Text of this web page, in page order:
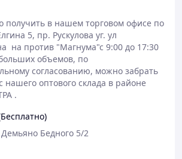
: Масло
эксплуатационными
что позволяет использовать
рабочей жидкости в объемных
Оно идеально подходит для
закрытых помещениях, так и на
обеспечивая стабильную
оборудования.
и износа: Использование
деталями, что снижает
получить в нашем торговом офисе по
5, пр. Рускулова уг. ул
на против "Магнума"с 9:00 до 17:30
объемов, по
согласованию, можно забрать
нашего оптового склада в районе
.
Бедного 5/2